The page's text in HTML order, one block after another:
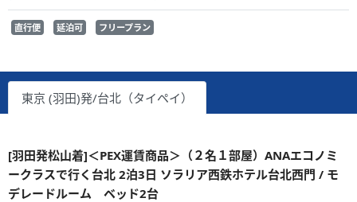
直行便 延泊可 フリープラン
東京 (羽田)発/台北（タイペイ）
[羽田発松山着]＜PEX運賃商品＞（２名１部屋）ANAエコノミ
ークラスで行く台北 2泊3日 ソラリア西鉄ホテル台北西門 / モ
デレードルーム ベッド2台